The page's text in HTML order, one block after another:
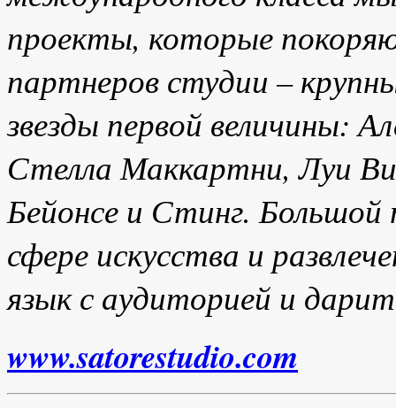
проекты, которые
партнеров студии –
звезды первой величины:
Стелла Маккартни, Луи
Бейонсе и Стинг.
сфере искусства и
язык с аудиторией и
www.satorestudio.com